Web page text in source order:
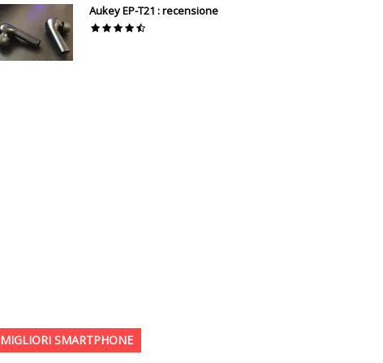
Aukey EP-T21 : recensione
MIGLIORI SMARTPHONE